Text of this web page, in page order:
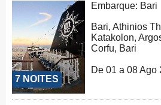
7 NOITES
Embarque: Bari
Bari, Athinios
Katakolon,
Corfu, Bari
De 01 a 08 Ago